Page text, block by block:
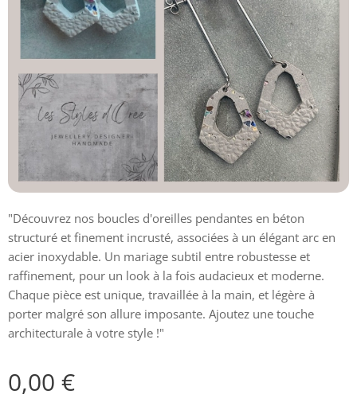
"Découvrez nos boucles d'oreilles pendantes en béton
structuré et finement incrusté, associées à un élégant arc en
acier inoxydable. Un mariage subtil entre robustesse et
raffinement, pour un look à la fois audacieux et moderne.
Chaque pièce est unique, travaillée à la main, et légère à
porter malgré son allure imposante. Ajoutez une touche
architecturale à votre style !"
0,00 €